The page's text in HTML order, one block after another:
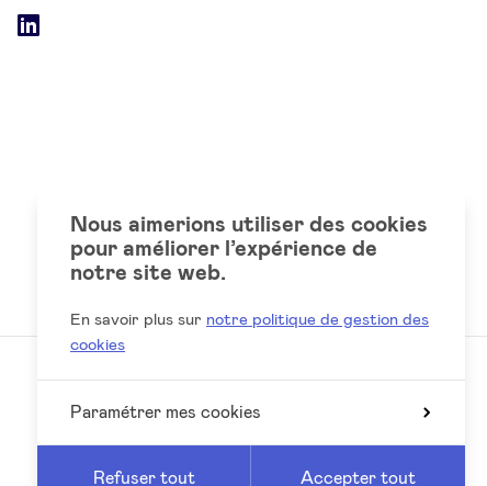
Social
LinkedIn
Nous aimerions utiliser des cookies
pour améliorer l’expérience de
notre site web.
En savoir plus sur notre politique de gestion des
cookies
Paramétrer mes cookies
Refuser tout Accepter tout